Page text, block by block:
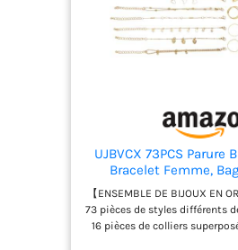
UJBVCX 73PCS Parure
Bracelet Femme,
Femme Or, Ear Cuff,
Créoles, Lot de
Réglable
【ENSEMBLE DE BIJOUX EN
73 pièces de styles différents
16 pièces de colliers